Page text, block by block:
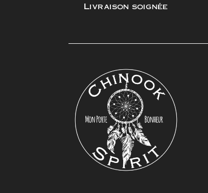
Livraison soignée